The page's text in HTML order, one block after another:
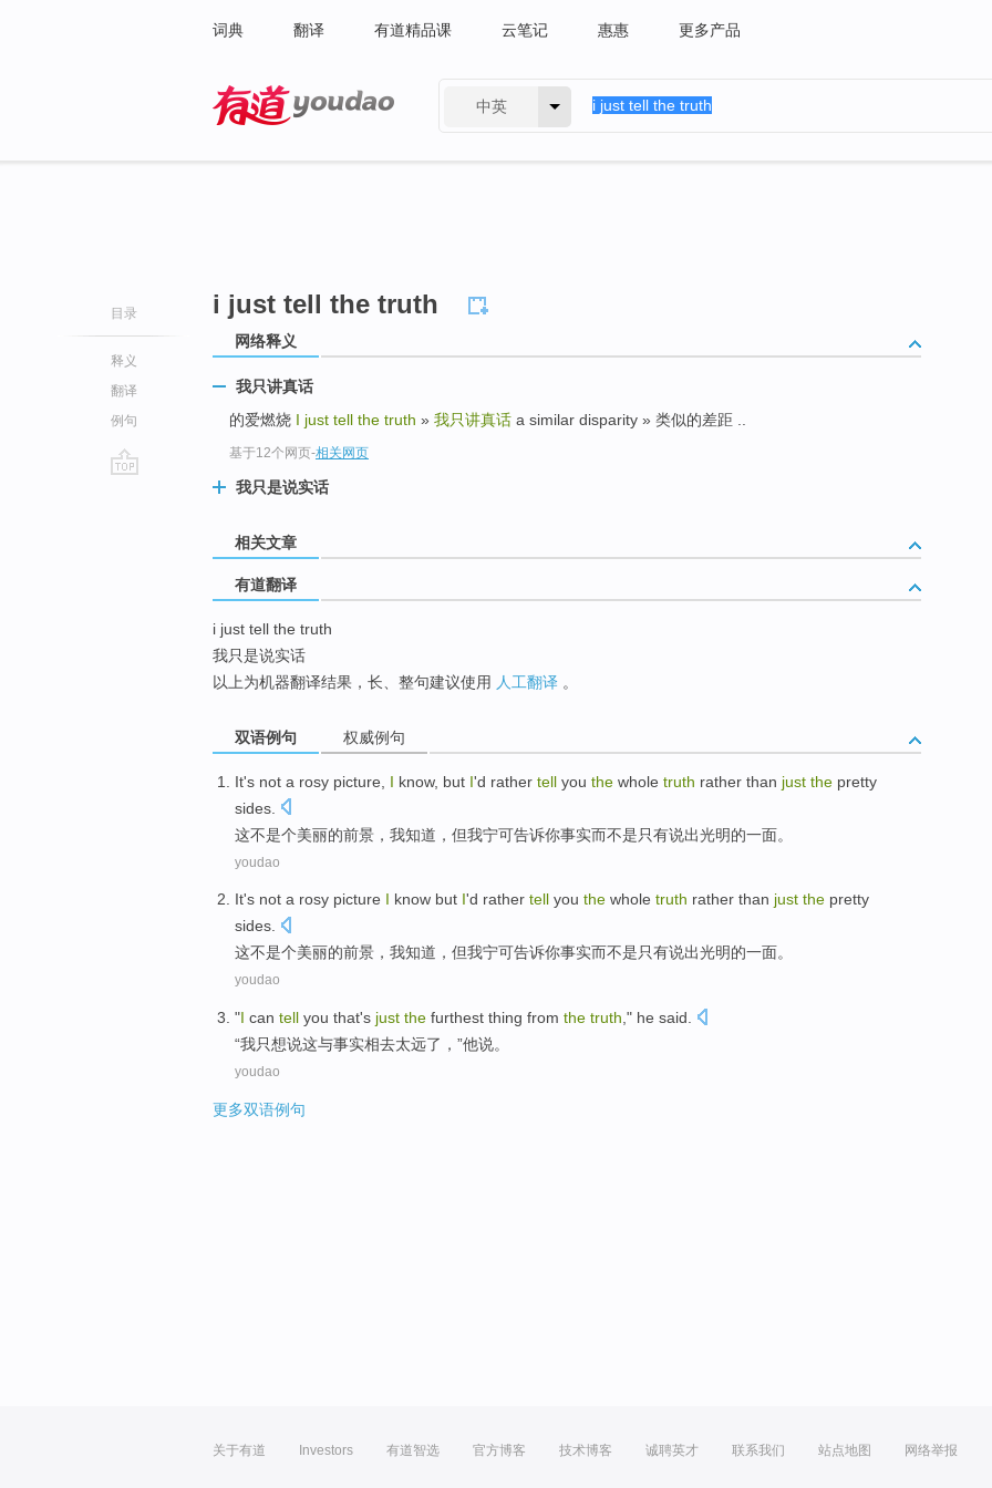
词典 翻译 有道精品课 云笔记 惠惠 更多产品
中英
目录
释义
翻译
例句
i just tell the truth
网络释义
我只讲真话
的爱燃烧 I just tell the truth » 我只讲真话 a similar disparity » 类似的差距 ..
基于12个网页-相关网页
我只是说实话
相关文章
有道翻译
i just tell the truth
我只是说实话
以上为机器翻译结果，长、整句建议使用 人工翻译 。
双语例句 权威例句
It's not a rosy picture, I know, but I'd rather tell you the whole truth rather than just the pretty
sides
这不是个美丽的前景， 我知道 ， 但我宁可告诉你事实而不是只有说出光明的一面。
youdao
It's not a rosy picture I know but I'd rather tell you the whole truth rather than just the pretty
sides.
这不是个美丽的前景， 我知道 ， 但我宁可告诉你事实而不是只有说出光明的一面。
youdao
"I can tell you that's just the furthest thing from the truth ," he said
“我只想说这与事实相去太远了 ，”他说。
youdao
更多双语例句
关于有道 Investors 有道智选 官方博客 技术博客 诚聘英才 联系我们 站点地图 网络举报